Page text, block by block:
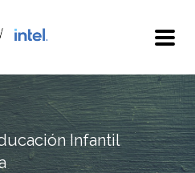
Infantil